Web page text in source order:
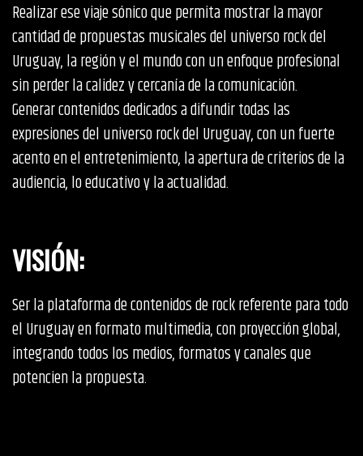
Realizar ese viaje sónico que permita mostrar la mayor
cantidad de propuestas musicales del universo rock del
Uruguay, la región y el mundo con un enfoque profesional
sin perder la calidez y cercanía de la comunicación.
Generar contenidos dedicados a difundir todas las
expresiones del universo rock del Uruguay, con un fuerte
acento en el entretenimiento, la apertura de criterios de la
audiencia, lo educativo y la actualidad.
VISIÓN:
Ser la plataforma de contenidos de rock referente para todo
el Uruguay en formato multimedia, con proyección global,
integrando todos los medios, formatos y canales que
potencien la propuesta.